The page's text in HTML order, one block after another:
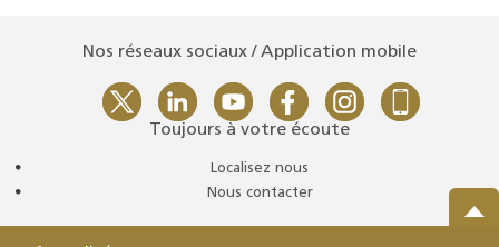
Nos réseaux sociaux / Application mobile
Toujours à votre écoute
Localisez nous
Nous contacter